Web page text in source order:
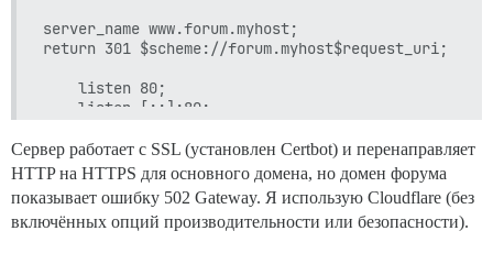
server_name www.forum.myhost;
return 301 $scheme://forum.myhost$request_uri;
    listen 80;
    listen [::]:80;
    server_name forum.myhost;
return 404; # управляется Certbot
Сервер работает с SSL (установлен Certbot) и перенаправляет
HTTP на HTTPS для основного домена, но домен форума
показывает ошибку 502 Gateway. Я использую Cloudflare (без
включённых опций производительности или безопасности).